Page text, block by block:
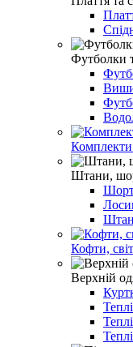
Футболки
Комплекти
Штани,
Кофти,
Верхній